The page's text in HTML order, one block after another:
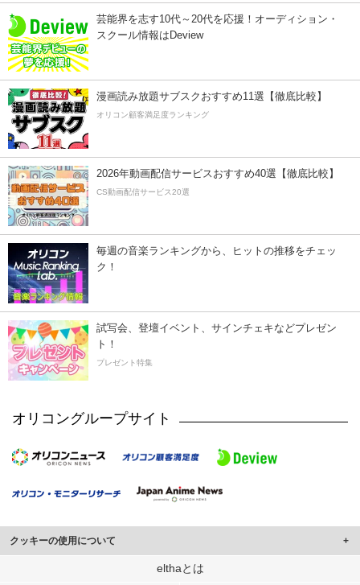
芸能界を志す10代～20代を応援！オーディション・
スクール情報はDeview
漫画読み放題サブスクおすすめ11選【徹底比較】
オリコン顧客満足度ランキング
2026年動画配信サービスおすすめ40選【徹底比較】
CS動画配信サービス20選
毎週の音楽ランキングから、ヒットの推移をチェッ
ク！
試写会、登壇イベント、サインチェキなどプレゼン
ト！
プレゼント特集
オリコングループサイト
クッキーの使用について
このサイトでは Cookie を使用して、ユーザーに合わせたコンテンツや広告の
elthaとは